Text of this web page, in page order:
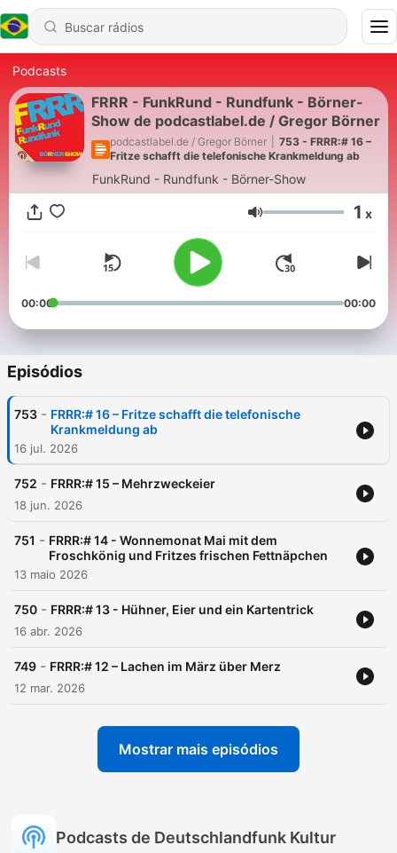
Podcasts
FRRR - FunkRund - Rundfunk - Börner-
Show de podcastlabel.de / Gregor Börner
podcastlabel.de / Gregor Börner
753 - FRRR:# 16 –
Fritze schafft die telefonische Krankmeldung ab
FunkRund - Rundfunk - Börner-Show
Volume 1 x
00:00 00:00
Episódios
753 - FRRR:# 16 – Fritze schafft die telefonische
Krankmeldung ab
16 jul. 2026
752 - FRRR:# 15 – Mehrzweckeier
18 jun. 2026
751 - FRRR:# 14 - Wonnemonat Mai mit dem
Froschkönig und Fritzes frischen Fettnäpchen
13 maio 2026
750 - FRRR:# 13 - Hühner, Eier und ein Kartentrick
16 abr. 2026
749 - FRRR:# 12 – Lachen im März über Merz
12 mar. 2026
Mostrar mais episódios
Podcasts de Deutschlandfunk Kultur